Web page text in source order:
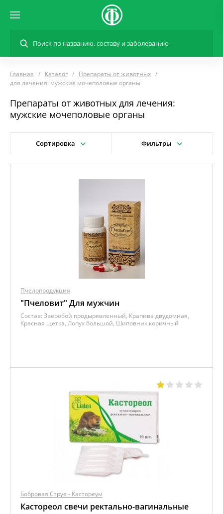
Главная Каталог
Препараты от животных
для лечения: мужские мочеполовые органы
Препараты от животных для лечения:
мужские мочеполовые органы
Сортировка Фильтры
Пчелопродукция
"Пчеловит" Для мужчин
Состав: Зверобой продырявленный, Крапива двудомная,
Красная щетка, Лопух большой, Шиповник коричный
Бобровая Струя - Кастореум
Кастореол свечи ректально-вагинальные